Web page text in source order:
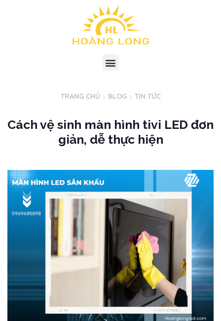
TRANG CHỦ BLOG TIN TỨC
Cách vệ sinh màn hình tivi LED đơn
giản, dễ thực hiện